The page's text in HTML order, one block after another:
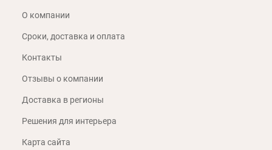
О компании
Сроки, доставка и оплата
Контакты
Отзывы о компании
Доставка в регионы
Решения для интерьера
Карта сайта